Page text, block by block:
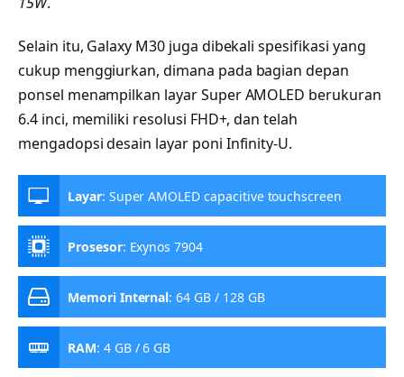
Selain itu, Galaxy M30 juga dibekali spesifikasi yang
cukup menggiurkan, dimana pada bagian depan
ponsel menampilkan layar Super AMOLED berukuran
6.4 inci, memiliki resolusi FHD+, dan telah
mengadopsi desain layar poni Infinity-U.
Layar: Super AMOLED capacitive touchscreen
Prosesor: Exynos 7904
Memori Internal:64 GB / 128 GB
RAM: 4 GB / 6 GB